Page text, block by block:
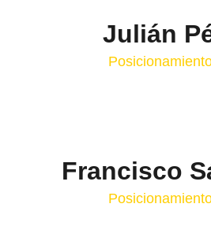
Julián
Francisco